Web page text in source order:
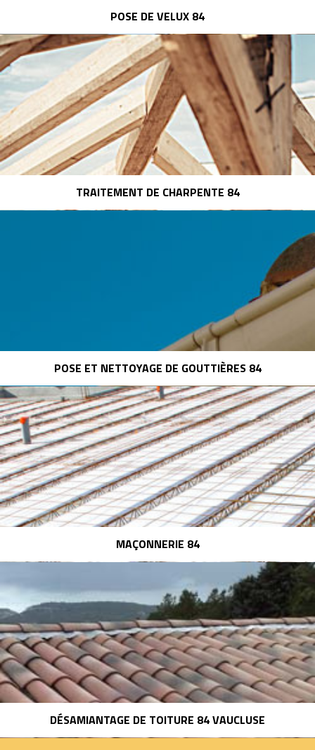
POSE DE VELUX 84
TRAITEMENT DE CHARPENTE 84
POSE ET NETTOYAGE DE GOUTTIÈRES 84
MAÇONNERIE 84
DÉSAMIANTAGE DE TOITURE 84 VAUCLUSE